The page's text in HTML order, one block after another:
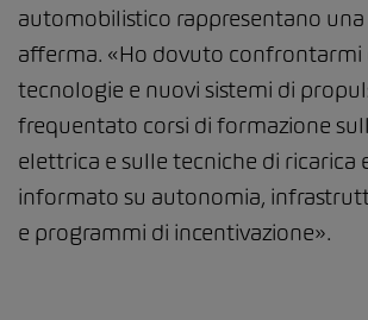
automobilistico rappresentano una
afferma. «Ho dovuto confrontarmi
tecnologie e nuovi sistemi di
frequentato corsi di formazione
elettrica e sulle tecniche di ricarica
informato su autonomia,
e programmi di incentivazione».